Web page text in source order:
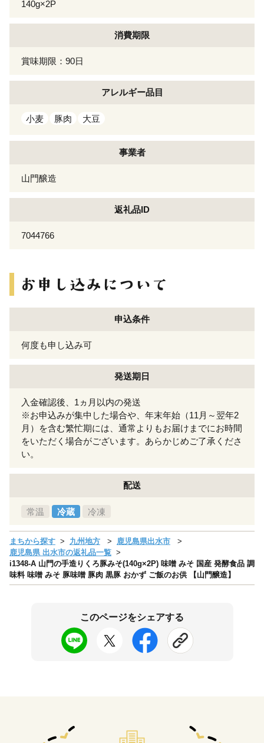
140g×2P
消費期限
賞味期限：90日
アレルギー品目
小麦 豚肉 大豆
事業者
山門醸造
返礼品ID
7044766
申込条件
何度も申し込み可
発送期日
入金確認後、1ヵ月以内の発送
※お申込みが集中した場合や、年末年始（11月～翌年2
月）を含む繁忙期には、通常よりもお届けまでにお時間
をいただく場合がございます。あらかじめご了承くださ
い。
配送
常温 冷蔵 冷凍
まちから探す 九州地方
鹿児島県出水市
鹿児島県 出水市の返礼品一覧
i1348-A 山門の手造りくろ豚みそ(140g×2P) 味噌 みそ 国産 発酵食品 調
味料 味噌 みそ 豚味噌 豚肉 黒豚 おかず ご飯のお供 【山門醸造】
このページをシェアする